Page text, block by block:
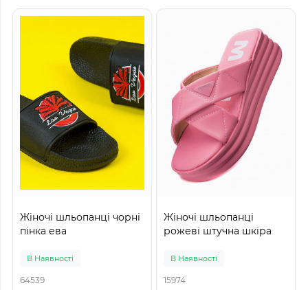
Жіночі шльопанці чорні
пінка ева
В Наявності
64539
Жіночі шльопанці
рожеві штучна шкіра
В Наявності
15974